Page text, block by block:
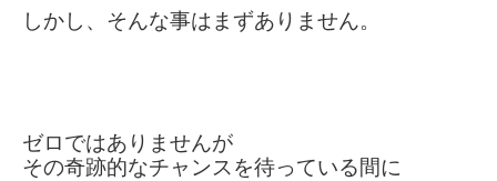
しかし、そんな事はまずありません。
ゼロではありませんが
その奇跡的なチャンスを待っている間に